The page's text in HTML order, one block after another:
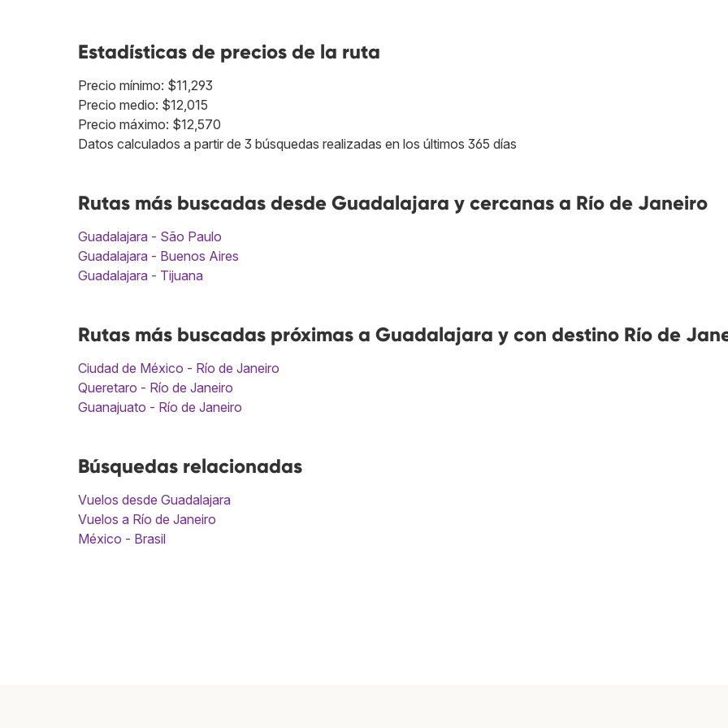
Estadísticas de precios de la ruta
Precio mínimo: $11,293
Precio medio: $12,015
Precio máximo: $12,570
Datos calculados a partir de 3 búsquedas realizadas en los últimos 365 días
Rutas más buscadas desde Guadalajara y cercanas a Río de Janeiro
Guadalajara - São Paulo
Guadalajara - Buenos Aires
Guadalajara - Tijuana
Rutas más buscadas próximas a Guadalajara y con destino Río de
Ciudad de México - Río de Janeiro
Queretaro - Río de Janeiro
Guanajuato - Río de Janeiro
Búsquedas relacionadas
Vuelos desde Guadalajara
Vuelos a Río de Janeiro
México - Brasil